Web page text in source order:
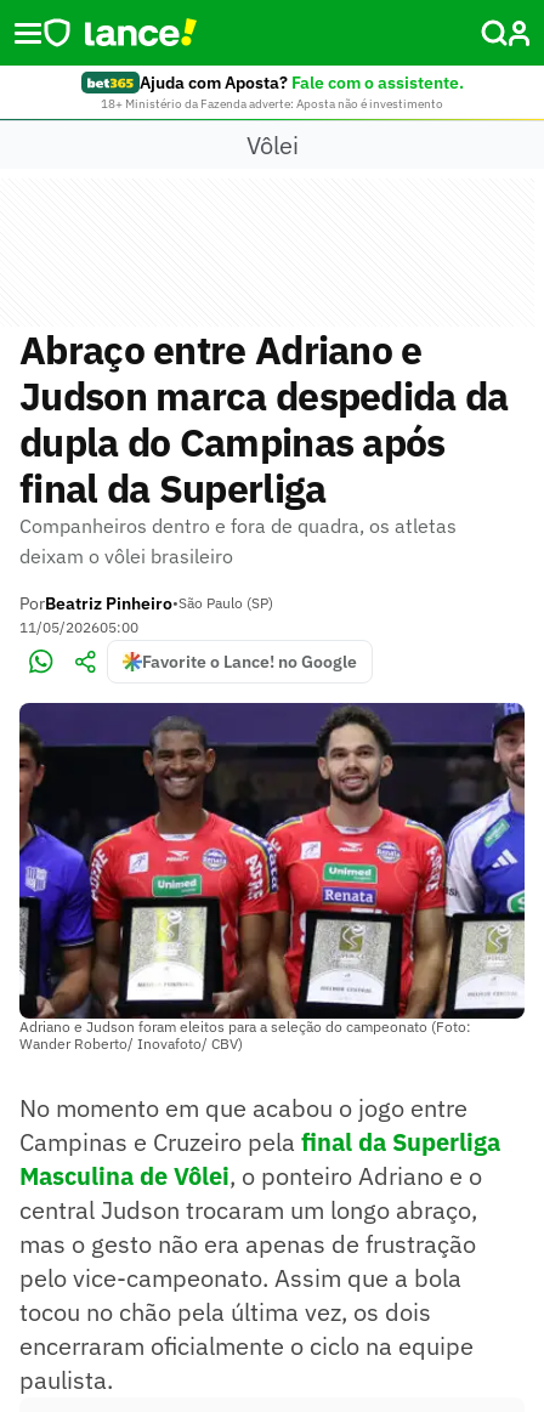
Ajuda com Aposta? Fale com o assistente.
18+ Ministério da Fazenda adverte: Aposta não é investimento
Vôlei
Abraço entre Adriano e
Judson marca despedida da
dupla do Campinas após
final da Superliga
Companheiros dentro e fora de quadra, os atletas
deixam o vôlei brasileiro
PorBeatriz Pinheiro•São Paulo (SP)
11/05/202605:00
Favorite o Lance! no Google
Adriano e Judson foram eleitos para a seleção do campeonato (Foto:
Wander Roberto/ Inovafoto/ CBV)
No momento em que acabou o jogo entre
Campinas e Cruzeiro pela final da Superliga
Masculina de Vôlei, o ponteiro Adriano e o
central Judson trocaram um longo abraço,
mas o gesto não era apenas de frustração
pelo vice-campeonato. Assim que a bola
tocou no chão pela última vez, os dois
encerraram oficialmente o ciclo na equipe
paulista.